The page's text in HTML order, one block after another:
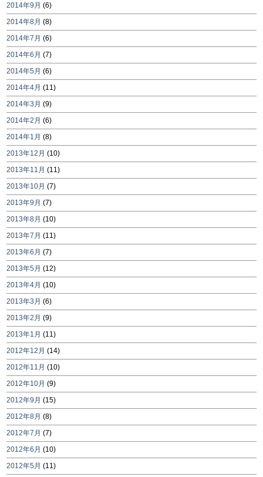
2014年9月 (6)
2014年8月 (8)
2014年7月 (6)
2014年6月 (7)
2014年5月 (6)
2014年4月 (11)
2014年3月 (9)
2014年2月 (6)
2014年1月 (8)
2013年12月 (10)
2013年11月 (11)
2013年10月 (7)
2013年9月 (7)
2013年8月 (10)
2013年7月 (11)
2013年6月 (7)
2013年5月 (12)
2013年4月 (10)
2013年3月 (6)
2013年2月 (9)
2013年1月 (11)
2012年12月 (14)
2012年11月 (10)
2012年10月 (9)
2012年9月 (15)
2012年8月 (8)
2012年7月 (7)
2012年6月 (10)
2012年5月 (11)